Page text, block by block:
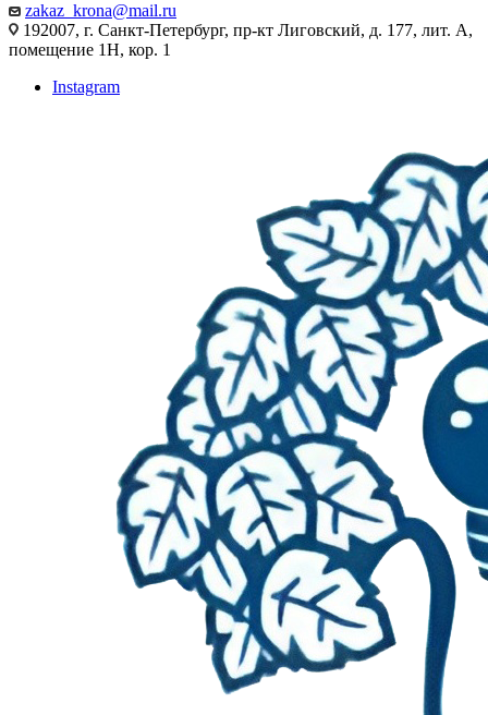
zakaz_krona@mail.ru
192007, г. Санкт-Петербург, пр-кт Лиговский, д. 177, лит. А,
помещение 1Н, кор. 1
Instagram